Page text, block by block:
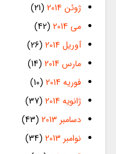
ژوئن 2014
(21)
می 2014
(42)
آوریل 2014
(26)
مارس 2014
(14)
فوریه 2014
(10)
ژانویه 2014
(37)
دسامبر 2013
(43)
نوامبر 2013
(34)